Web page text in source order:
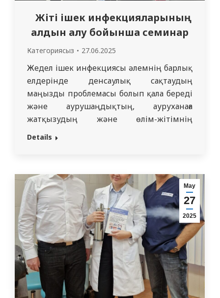
Жіті ішек инфекцияларының
алдын алу бойынша семинар
Категориясыз 27.06.2025
Жедел ішек инфекциясы әлемнің барлық
елдерінде денсаулық сақтаудың
маңызды проблемасы болып қала береді
және аурушаңдықтың, ауруханаға
жатқызудың және өлім-жітімнің
жетекші себептерінің бірі болып
миллиард жағдайы тіркеледі және одан
бес жасқа дейінгі 525 мың бала қайтыс
болады. 27.06.2025 Ж. “Абай облысының
Жедел…
Details
Мау
27
2025